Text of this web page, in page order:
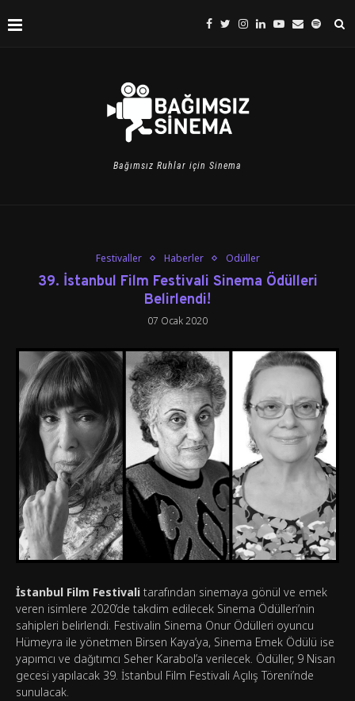
Bağımsız Ruhlar için Sinema
Festivaller Haberler Ödüller
39. İstanbul Film Festivali Sinema Ödülleri
Belirlendi!
07 Ocak 2020
İstanbul Film Festivali tarafından sinemaya gönül ve emek
veren isimlere 2020’de takdim edilecek Sinema Ödülleri’nin
sahipleri belirlendi. Festivalin Sinema Onur Ödülleri oyuncu
Hümeyra ile yönetmen Birsen Kaya’ya, Sinema Emek Ödülü ise
yapımcı ve dağıtımcı Seher Karabol’a verilecek. Ödüller, 9 Nisan
gecesi yapılacak 39. İstanbul Film Festivali Açılış Töreni’nde
sunulacak.